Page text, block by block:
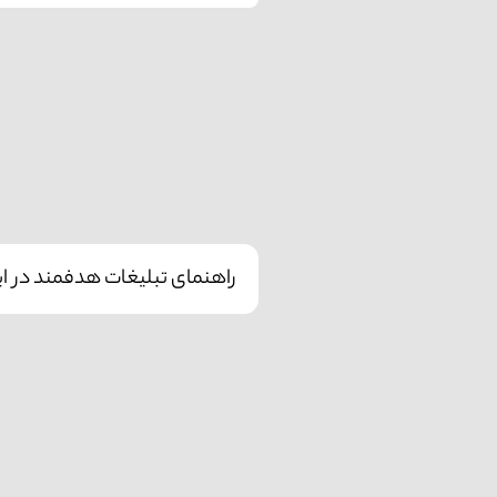
راهنمای تبلیغات هدفمند در